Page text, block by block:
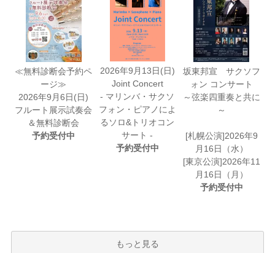
≪無料診断会予約ペ
ージ≫
2026年9月6日(日)
フルート展示試奏会
＆無料診断会
予約受付中
2026年9月13日(日)
Joint Concert
- マリンバ・サクソ
フォン・ピアノによ
るソロ&トリオコン
サート -
予約受付中
坂東邦宣 サクソフ
ォン コンサート
～弦楽四重奏と共に
～
[札幌公演]2026年9
月16日（水）
[東京公演]2026年11
月16日（月）
予約受付中
もっと見る